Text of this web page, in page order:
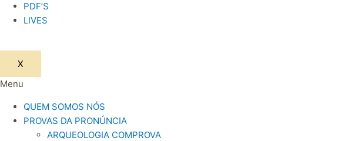
PDF’S
LIVES
X
Menu
QUEM SOMOS NÓS
PROVAS DA PRONÚNCIA
ARQUEOLOGIA COMPROVA